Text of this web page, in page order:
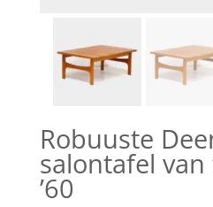
Robuuste
salontafel
’60